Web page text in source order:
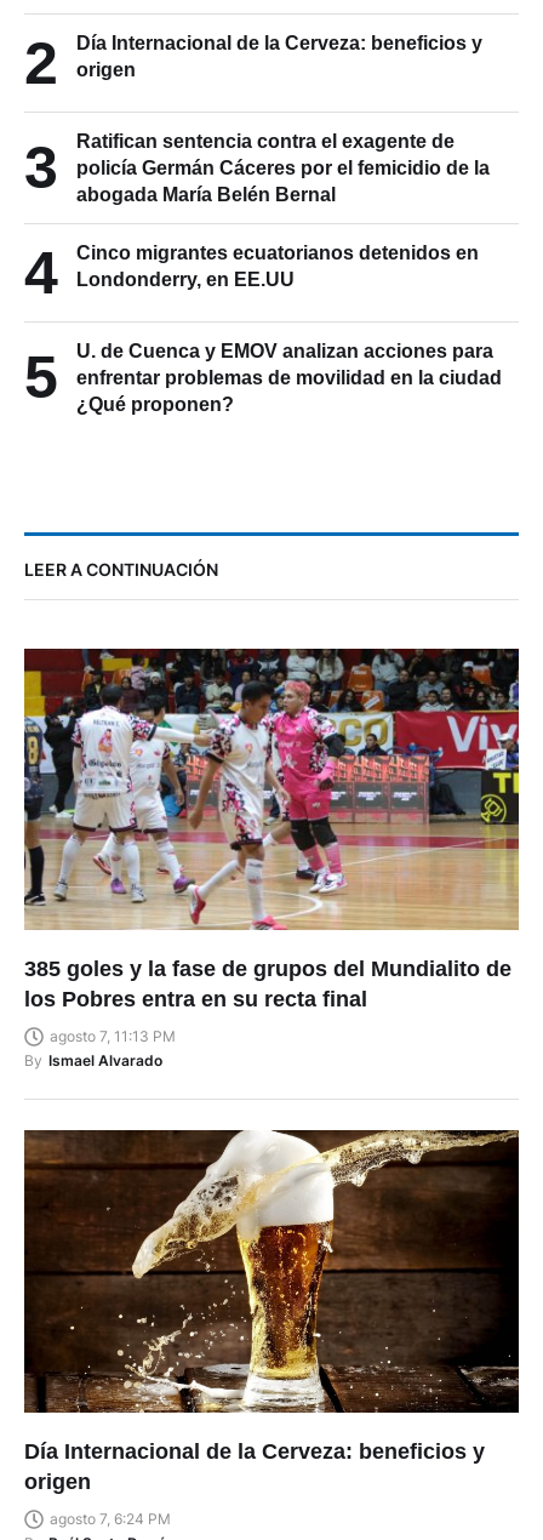
2
Día Internacional de la Cerveza: beneficios y
origen
3
Ratifican sentencia contra el exagente de
policía Germán Cáceres por el femicidio de la
abogada María Belén Bernal
4
Cinco migrantes ecuatorianos detenidos en
Londonderry, en EE.UU
5
U. de Cuenca y EMOV analizan acciones para
enfrentar problemas de movilidad en la ciudad
¿Qué proponen?
LEER A CONTINUACIÓN
385 goles y la fase de grupos del Mundialito de
los Pobres entra en su recta final
agosto 7, 11:13 PM
By Ismael Alvarado
Día Internacional de la Cerveza: beneficios y
origen
agosto 7, 6:24 PM